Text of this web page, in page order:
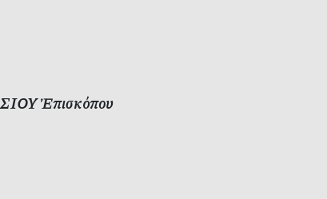
Ἐπισκόπου